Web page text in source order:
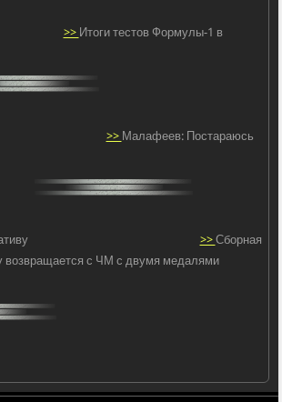
>>Итоги тестов Формулы-1 в
>>Малафеев: Постараюсь
>>Сборная
возвращается с ЧМ с двумя медалями